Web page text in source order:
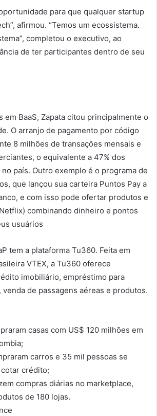
para que qualquer startup
afirmou. “Temos um ecossistema.
completou o executivo, ao
de ter participantes dentro de seu
em BaaS, Zapata citou principalmente o
O arranjo de pagamento por código
8 milhões de transações mensais e
o equivalente a 47% dos
país. Outro exemplo é o programa de
que lançou sua carteira Puntos Pay a
e com isso pode ofertar produtos e
combinando dinheiro e pontos
usuários
tem a plataforma Tu360. Feita em
VTEX, a Tu360 oferece
imobiliário, empréstimo para
de passagens aéreas e produtos.
casas com US$ 120 milhões em
carros e 35 mil pessoas se
crédito;
compras diárias no marketplace,
de 180 lojas.